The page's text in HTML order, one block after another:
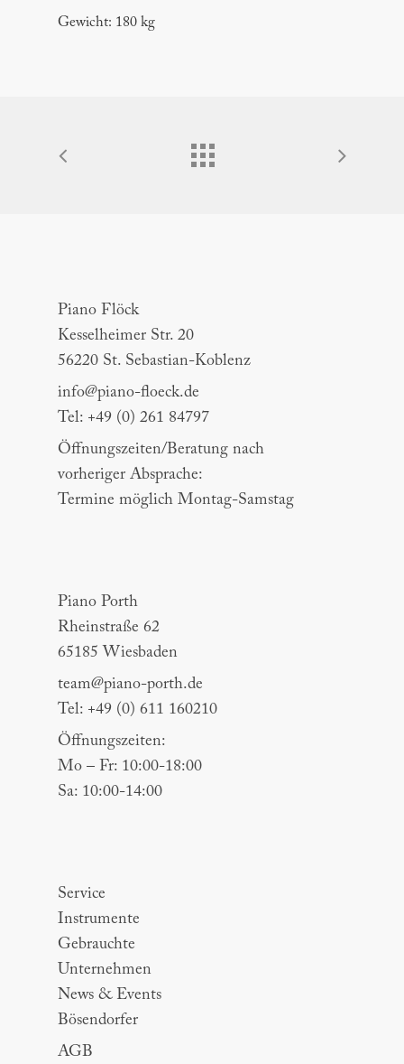
Gewicht: 180 kg
Piano Flöck
Kesselheimer Str. 20
56220 St. Sebastian-Koblenz
info@piano-floeck.de
Tel: +49 (0) 261 84797
Öffnungszeiten/Beratung nach
vorheriger Absprache:
Termine möglich Montag-Samstag
Piano Porth
Rheinstraße 62
65185 Wiesbaden
team@piano-porth.de
Tel: +49 (0) 611 160210
Öffnungszeiten:
Mo – Fr: 10:00-18:00
Sa: 10:00-14:00
Service
Instrumente
Gebrauchte
Unternehmen
News & Events
Bösendorfer
AGB